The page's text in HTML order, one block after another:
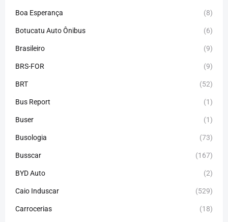
Boa Esperança (8)
Botucatu Auto Ônibus (6)
Brasileiro (9)
BRS-FOR (9)
BRT (52)
Bus Report (1)
Buser (1)
Busologia (73)
Busscar (167)
BYD Auto (2)
Caio Induscar (529)
Carrocerias (18)